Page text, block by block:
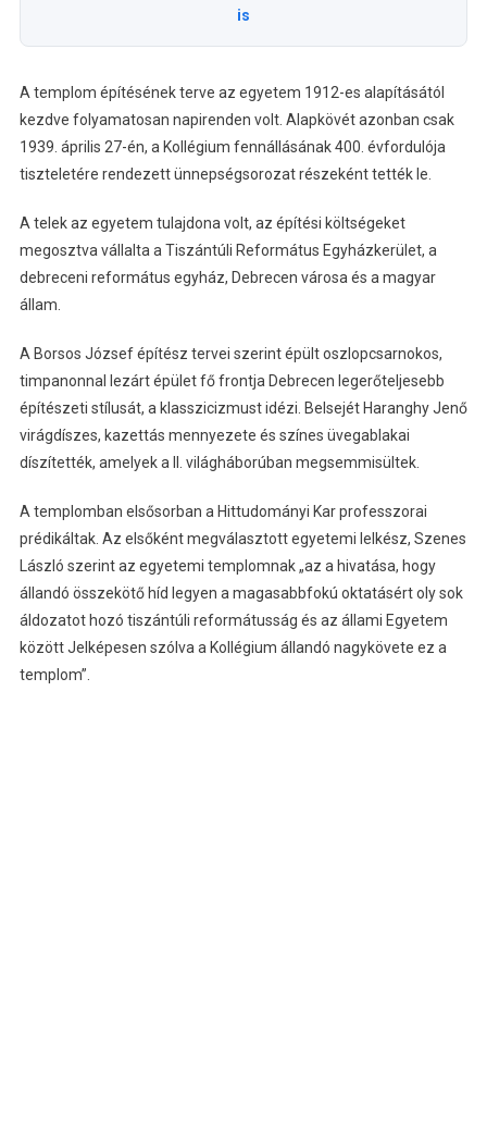
is
A templom építésének terve az egyetem 1912-es alapításától
kezdve folyamatosan napirenden volt. Alapkövét azonban csak
1939. április 27-én, a Kollégium fennállásának 400. évfordulója
tiszteletére rendezett ünnepségsorozat részeként tették le.
A telek az egyetem tulajdona volt, az építési költségeket
megosztva vállalta a Tiszántúli Református Egyházkerület, a
debreceni református egyház, Debrecen városa és a magyar
állam.
A Borsos József építész tervei szerint épült oszlopcsarnokos,
timpanonnal lezárt épület fő frontja Debrecen legerőteljesebb
építészeti stílusát, a klasszicizmust idézi. Belsejét Haranghy Jenő
virágdíszes, kazettás mennyezete és színes üvegablakai
díszítették, amelyek a II. világháborúban megsemmisültek.
A templomban elsősorban a Hittudományi Kar professzorai
prédikáltak. Az elsőként megválasztott egyetemi lelkész, Szenes
László szerint az egyetemi templomnak „az a hivatása, hogy
állandó összekötő híd legyen a magasabbfokú oktatásért oly sok
áldozatot hozó tiszántúli reformátusság és az állami Egyetem
között Jelképesen szólva a Kollégium állandó nagykövete ez a
templom”.